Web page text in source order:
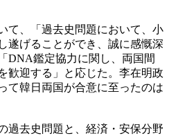
て、「過去史問題において、小
遂げることができ、誠に感慨深
DNA鑑定協力に関し、両国間
歓迎する」と応じた。李在明政
て韓日両国が合意に至ったのは
過去史問題と、経済・安保分野